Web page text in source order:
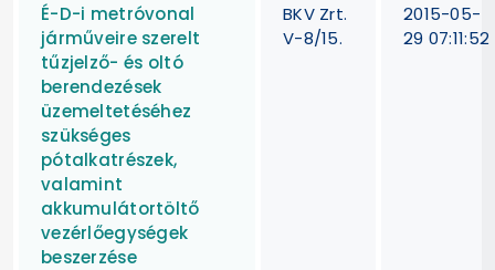
É-D-i metróvonal
járműveire szerelt
tűzjelző- és oltó
berendezések
üzemeltetéséhez
szükséges
pótalkatrészek,
valamint
akkumulátortöltő
vezérlőegységek
beszerzése
BKV Zrt.
V-8/15.
2015-05-
29 07:11:52